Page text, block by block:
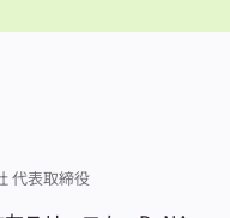
代表取締役